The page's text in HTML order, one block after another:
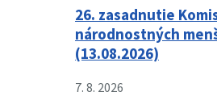
26. zasadnutie
národnostných
(13.08.2026)
7. 8. 2026